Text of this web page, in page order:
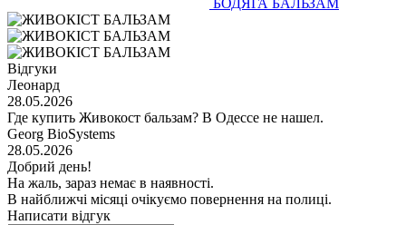
БОДЯГА БАЛЬЗАМ
Відгуки
Леонард
28.05.2026
Где купить Живокост бальзам? В Одессе не нашел.
Georg BioSystems
28.05.2026
Добрий день!
На жаль, зараз немає в наявності.
В найближчі місяці очікуємо повернення на полиці.
Написати відгук